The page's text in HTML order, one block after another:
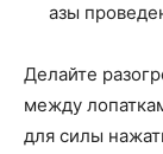
азы
Делайте
между
для силы